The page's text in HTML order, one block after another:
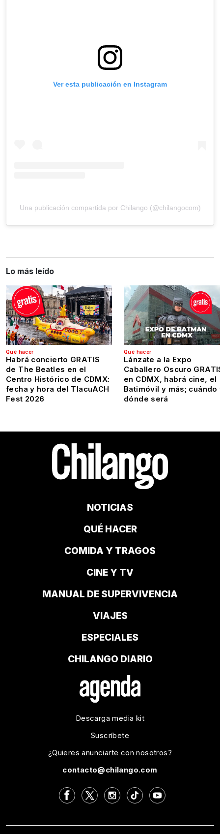
Ver esta publicación en Instagram
Una publicación compartida por Chilango (@chilangocom)
Lo más leído
Qué hacer
Habrá concierto GRATIS
de The Beatles en el
Centro Histórico de CDMX:
fecha y hora del TlacuACH
Fest 2026
Qué hacer
Lánzate a la Expo
Caballero Oscuro
en CDMX, habrá cine, el
Batimóvil y más; cuándo
dónde será
NOTICIAS
QUÉ HACER
COMIDA Y TRAGOS
CINE Y TV
MANUAL DE SUPERVIVENCIA
VIAJES
ESPECIALES
CHILANGO DIARIO
Descarga media kit
Suscríbete
¿Quieres anunciarte con nosotros?
contacto@chilango.com